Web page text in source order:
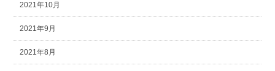
2021年10月
2021年9月
2021年8月